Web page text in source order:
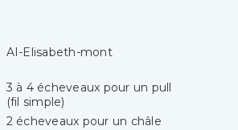
AI-Elisabeth-mont
3 à 4 écheveaux pour un pull
(fil simple)
2 écheveaux pour un châle